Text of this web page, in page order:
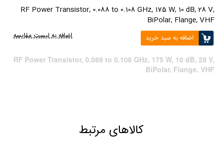
RF Power Transistor, 0.088 to 0.108 GHz, 175 W, 10 dB, 28 V,
BiPolar, Flange, VHF
اضافه به سبد خرید اضافه به لیست مقایسه
RF Power Transistor, 0.088 to 0.108 GHz, 175 W, 10 dB, 28 V,
BiPolar, Flange, VHF
کالاهای مرتبط